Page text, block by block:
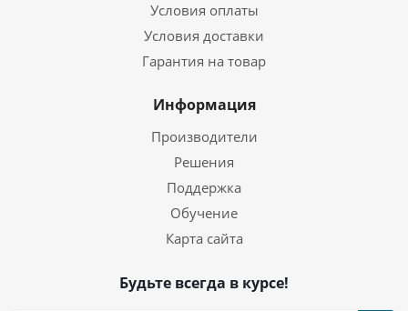
Условия оплаты
Условия доставки
Гарантия на товар
Информация
Производители
Решения
Поддержка
Обучение
Карта сайта
Будьте всегда в курсе!